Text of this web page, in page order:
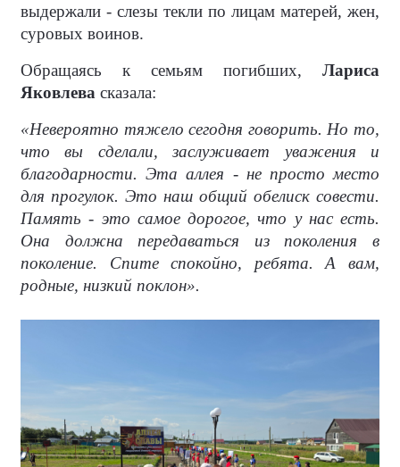
выдержали - слезы текли по лицам матерей, жен,
суровых воинов.
Обращаясь к семьям погибших, Лариса
Яковлева сказала:
«Невероятно тяжело сегодня говорить. Но то,
что вы сделали, заслуживает уважения и
благодарности. Эта аллея - не просто место
для прогулок. Это наш общий обелиск совести.
Память - это самое дорогое, что у нас есть.
Она должна передаваться из поколения в
поколение. Спите спокойно, ребята. А вам,
родные, низкий поклон».